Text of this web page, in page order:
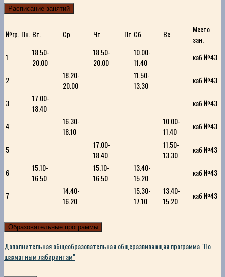
Расписание занятий
№гр. Пн. Вт. Ср Чт Пт Сб Вс
Место
зан.
1
18.50-
20.00
18.50-
20.00
10.00-
11.40
каб №43
2
18.20-
20.00
11.50-
13.30
каб №43
3
17.00-
18.40
каб №43
4
16.30-
18.10
10.00-
11.40
каб №43
5
17.00-
18.40
11.50-
13.30
каб №43
6
15.10-
16.50
15.10-
16.50
13.40-
15.20
каб №43
7
14.40-
16.20
15.30-
17.10
13.40-
15.20
каб №43
Образовательные программы
Дополнительная общеобразовательная общеразвивающая программа "По
шахматным лабиринтам"